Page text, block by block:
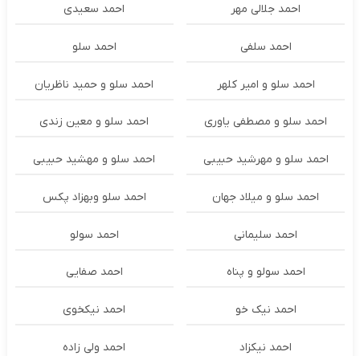
احمد جلالی مهر احمد سعیدی
احمد سلفی احمد سلو
احمد سلو و امیر کلهر احمد سلو و حمید ناظریان
احمد سلو و مصطفی یاوری احمد سلو و معین زندی
احمد سلو و مهرشید حبیبی احمد سلو و مهشید حبیبی
احمد سلو و میلاد جهان احمد سلو وبهزاد پکس
احمد سلیمانی احمد سولو
احمد سولو و پناه احمد صفایی
احمد نیک خو احمد نیکخوی
احمد نیکزاد احمد ولی زاده